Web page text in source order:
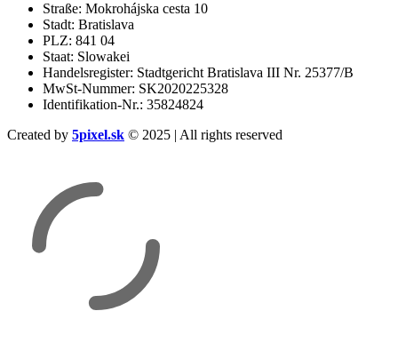
Straße: Mokrohájska cesta 10
Stadt: Bratislava
PLZ: 841 04
Staat: Slowakei
Handelsregister: Stadtgericht Bratislava III Nr. 25377/B
MwSt-Nummer: SK2020225328
Identifikation-Nr.: 35824824
Created by 5pixel.sk © 2025 | All rights reserved